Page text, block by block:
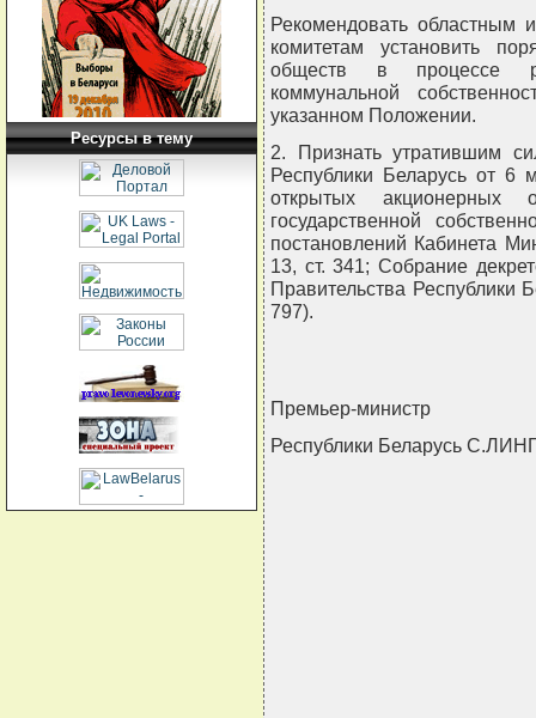
Ресурсы в тему
Рекомендовать областным
комитетам установить
обществ в процессе
коммунальной
указанном Положении.
2. Признать утратившим
Республики Беларусь от 6
открытых акционерных
государственной
постановлений Кабинета
13, ст. 341; Собрание
Правительства Республики
797).
Премьер-министр
Республики Беларусь